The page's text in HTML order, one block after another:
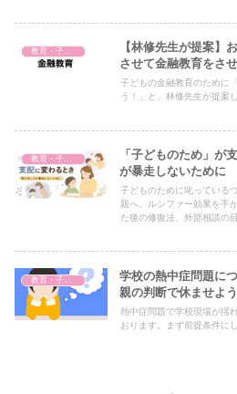
教育・子育て
【林修先生が提案】
させて金融教育をさ
子どもの金融教育のために
う！」と、林修先生が提案
教育・子育て
「子どものため」が
が暴走しないために
子どものために叱っている
親へ。ルシファー効果を手
た後の修復法、外部相談の
教育・子育て
学校の熱中症問題に
親の判断で休ませよ
熱中症問題で学校現場が揺
おります。まず前提条件に